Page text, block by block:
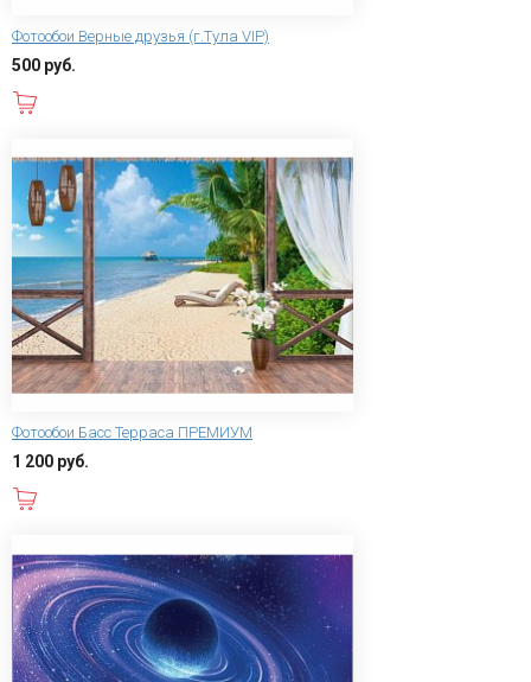
Фотообои Верные друзья (г.Тула VIP)
500 руб.
Фотообои Басс Терраса ПРЕМИУМ
1 200 руб.